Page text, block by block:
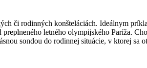
či rodinných konšteláciách. Ideálnym
letného olympijského Paríža.
sondou do rodinnej situácie, v ktorej sa